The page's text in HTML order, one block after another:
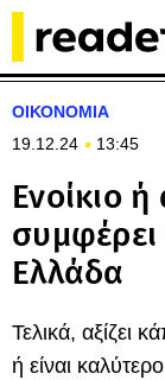
ΟΙΚΟΝΟΜΙΑ
19.12.24
13:45
Ενοίκιο
Ελλάδα
Τελικά, αξίζει
ή είναι